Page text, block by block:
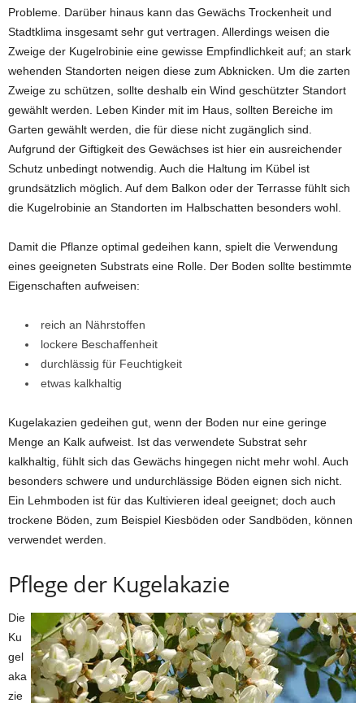
Probleme. Darüber hinaus kann das Gewächs Trockenheit und
Stadtklima insgesamt sehr gut vertragen. Allerdings weisen die
Zweige der Kugelrobinie eine gewisse Empfindlichkeit auf; an stark
wehenden Standorten neigen diese zum Abknicken. Um die zarten
Zweige zu schützen, sollte deshalb ein Wind geschützter Standort
gewählt werden. Leben Kinder mit im Haus, sollten Bereiche im
Garten gewählt werden, die für diese nicht zugänglich sind.
Aufgrund der Giftigkeit des Gewächses ist hier ein ausreichender
Schutz unbedingt notwendig. Auch die Haltung im Kübel ist
grundsätzlich möglich. Auf dem Balkon oder der Terrasse fühlt sich
die Kugelrobinie an Standorten im Halbschatten besonders wohl.
Damit die Pflanze optimal gedeihen kann, spielt die Verwendung
eines geeigneten Substrats eine Rolle. Der Boden sollte bestimmte
Eigenschaften aufweisen:
reich an Nährstoffen
lockere Beschaffenheit
durchlässig für Feuchtigkeit
etwas kalkhaltig
Kugelakazien gedeihen gut, wenn der Boden nur eine geringe
Menge an Kalk aufweist. Ist das verwendete Substrat sehr
kalkhaltig, fühlt sich das Gewächs hingegen nicht mehr wohl. Auch
besonders schwere und undurchlässige Böden eignen sich nicht.
Ein Lehmboden ist für das Kultivieren ideal geeignet; doch auch
trockene Böden, zum Beispiel Kiesböden oder Sandböden, können
verwendet werden.
Pflege der Kugelakazie
Die
Ku
gel
aka
zie